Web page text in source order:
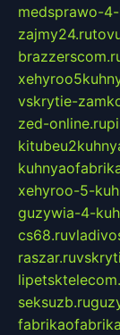
medsprawo-
zajmy24.ru
vskrytie-
zed-online.ru
xehyroo-5-
guzywia-4-
cs68.ru
raszar.ru
seksuzb.ru